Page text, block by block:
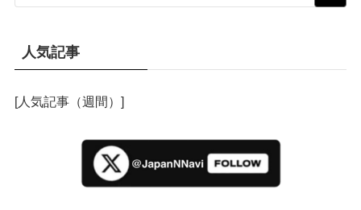
人気記事
[人気記事（週間）]